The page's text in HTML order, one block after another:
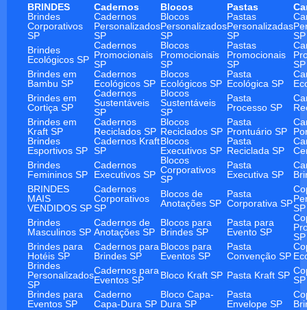
BRINDES
Cadernos Blocos Pastas
Brindes
Corporativos
SP
Cadernos
Personalizados
SP
Blocos
Personalizados
SP
Pastas
Personalizadas
SP
SP
Brindes
Ecológicos SP
Cadernos
Promocionais
SP
Blocos
Promocionais
SP
Pastas
Promocionais
SP
SP
Brindes em
Bambu SP
Cadernos
Ecológicos SP
Blocos
Ecológicos SP
Pasta
Ecológica SP
Brindes em
Cortiça SP
Cadernos
Sustentáveis
SP
Blocos
Sustentáveis
SP
Pasta
Processo SP
Brindes em
Kraft SP
Cadernos
Reciclados SP
Blocos
Reciclados SP
Pasta
Prontuário SP
Brindes
Esportivos SP
Cadernos Kraft
SP
Blocos
Executivos SP
Pasta
Reciclada SP
Brindes
Femininos SP
Cadernos
Executivos SP
Blocos
Corporativos
SP
Pasta
Executiva SP
BRINDES
MAIS
VENDIDOS SP
Cadernos
Corporativos
SP
Blocos de
Anotações SP
Pasta
Corporativa SPSP
Brindes
Masculinos SP
Cadernos de
Anotações SP
Blocos para
Brindes SP
Pasta para
Evento SP
SP
Brindes para
Hotéis SP
Cadernos para
Brindes SP
Blocos para
Eventos SP
Pasta
Convenção SP
Brindes
Personalizados
SP
Cadernos para
Eventos SP
Bloco Kraft SP Pasta Kraft SP SP
Brindes para
Eventos SP
Caderno
Capa-Dura SP
Bloco Capa-
Dura SP
Pasta
Envelope SP